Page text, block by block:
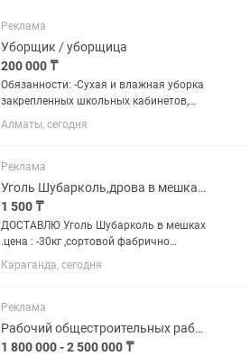
Реклама
Уборщик / уборщица
200 000 ₸
Обязанности: -Сухая и влажная уборка
закрепленных школьных кабинетов,
коридоров и лестничных пролетов.
-Дезинфекция и чистка санитарных
мусора из урн и его вынос в...
Алматы, сегодня
Реклама
Уголь Шубарколь,дрова в мешках !
1 500 ₸
ДОСТАВЛЮ Уголь Шубарколь в мешках
.цена : -30кг ,сортовой фабрично
упакован-1800т ,рядовой ,мелочь
35кг-1500т !Уголь
теплоотдача! Дрова в мешках,карагач
для...
Караганда, сегодня
Реклама
Рабочий общестроительных работ
1 800 000 - 2 500 000 ₸